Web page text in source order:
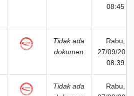
08:45
Tidak ada
dokumen
Rabu,
27/09/2023
08:39
Tidak ada
Rabu,